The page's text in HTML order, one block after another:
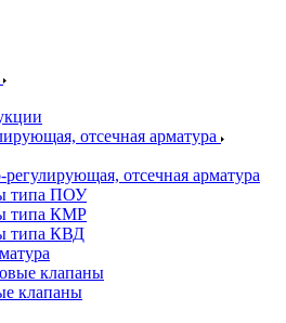
отсечная арматура
регулирующая, отсечная арматура
типа ПОУ
типа КМР
типа КВД
клапаны
клапаны